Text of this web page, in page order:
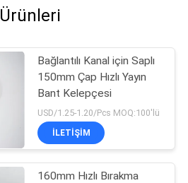
Ürünleri
Bağlantılı Kanal için Saplı
150mm Çap Hızlı Yayın
Bant Kelepçesi
USD/1.25-1.20/Pcs MOQ:100'lü
İLETIŞIM
160mm Hızlı Bırakma